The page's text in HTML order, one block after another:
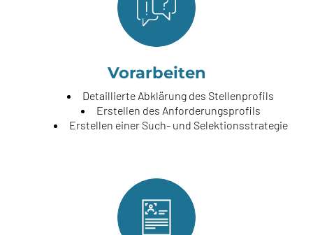
Vorarbeiten
Detaillierte Abklärung des Stellenprofils
Erstellen des Anforderungsprofils
Erstellen einer Such- und Selektionsstrategie